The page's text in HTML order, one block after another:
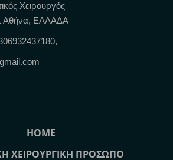
Χειρουργός
Αθήνα, ΕΛΛΑΔΑ
HOME
ΧΕΙΡΟΥΡΓΙΚΗ ΠΡΟΣΩΠΟ